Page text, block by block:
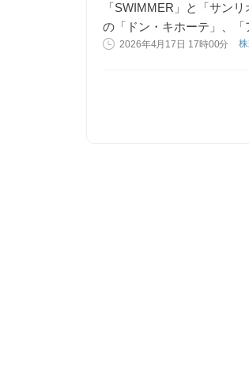
「SWIMMER」と「サン
の「ドン・キホーテ」、「
2026年4月17日 17時00分